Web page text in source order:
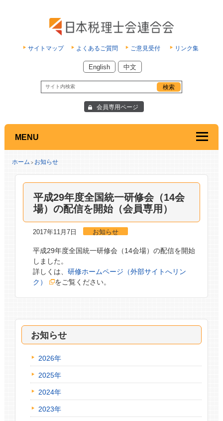
サイトマップ よくあるご質問 ご意見受付 リンク集
English 中文
会員専用ページ
MENU
ホーム > お知らせ
平成29年度全国統一研修会（14会
場）の配信を開始（会員専用）
2017年11月7日 お知らせ
平成29年度全国統一研修会（14会場）の配信を開始
しました。
詳しくは、研修ホームページ（外部サイトへリン
ク）
をご覧ください。
お知らせ
2026年
2025年
2024年
2023年